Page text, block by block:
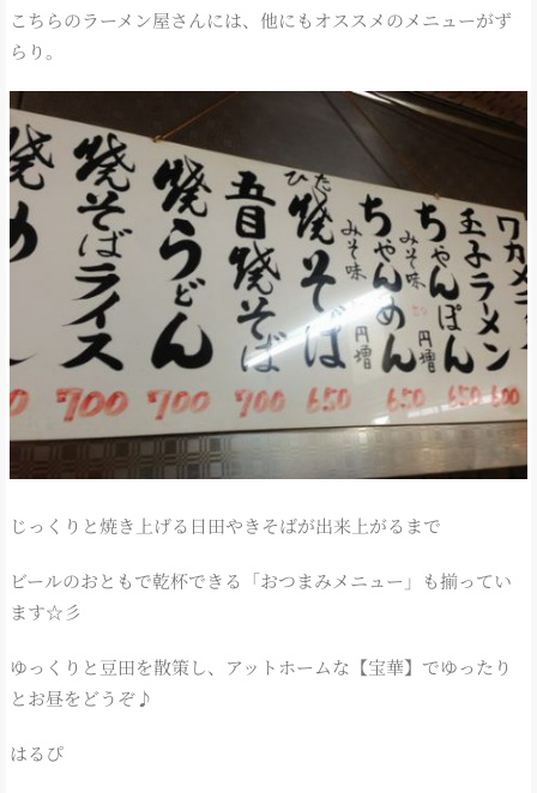
こちらのラーメン屋さんには、他にもオススメのメニューがず
らり。
じっくりと焼き上げる日田やきそばが出来上がるまで
ビールのおともで乾杯できる「おつまみメニュー」も揃ってい
ます☆彡
ゆっくりと豆田を散策し、アットホームな【宝華】でゆったり
とお昼をどうぞ♪
はるぴ